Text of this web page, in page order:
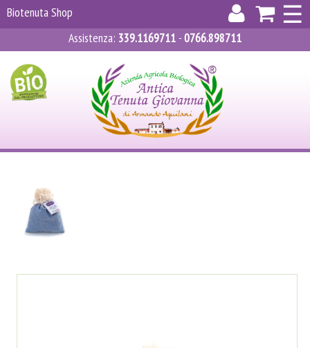
Assistenza: 339.1169711 -0766.898711
Biotenuta Shop ☰
×